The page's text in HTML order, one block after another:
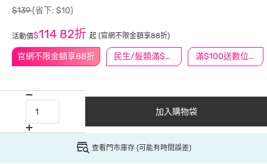
官網不限金額享88折 民生/髮類滿$388送舒潔冰巾 滿$100送數位印花
$139(省下: $10)
活動價$114 82折 起 (官網不限金額享88折)
加入購物袋
查看門市庫存 (可能有時間誤差)